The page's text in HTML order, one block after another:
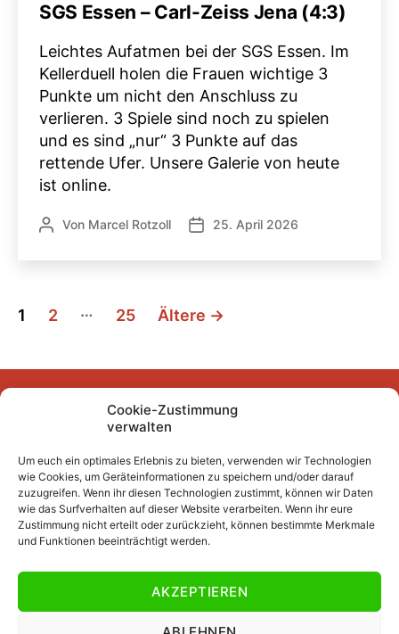
Cookie-Zustimmung
verwalten
Um euch ein optimales Erlebnis zu bieten, verwenden wir Technologien
wie Cookies, um Geräteinformationen zu speichern und/oder darauf
zuzugreifen. Wenn ihr diesen Technologien zustimmt, können wir Daten
wie das Surfverhalten auf dieser Website verarbeiten. Wenn ihr eure
Zustimmung nicht erteilt oder zurückzieht, können bestimmte Merkmale
und Funktionen beeinträchtigt werden.
AKZEPTIEREN
SGS Essen – Carl-Zeiss Jena (4:3)
Leichtes Aufatmen bei der SGS Essen. Im
Kellerduell holen die Frauen wichtige 3
Punkte um nicht den Anschluss zu
verlieren. 3 Spiele sind noch zu spielen
und es sind „nur“ 3 Punkte auf das
rettende Ufer. Unsere Galerie von heute
ist online.
Beitragsautor
Von Marcel Rotzoll Veröffentlichungsdatum
25. April 2026
Seitennummerierung
Beiträge
1 2 … 25 Ältere →
FacebookInstagram
YouTubeMastodonBluesky
Unser Archiv
Kurze Fuffzehn
Beiträge 2007/2008 bis 2018/2019
Beiträge vor 2007/2008
Datenschutzerklärung